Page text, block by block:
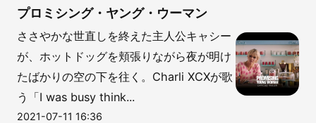
プロミシング・ヤング・ウーマン
ささやかな世直しを終えた主人公キャシー
が、ホットドッグを頬張りながら夜が明け
たばかりの空の下を往く。Charli XCXが歌
う「I was busy think...
2021-07-11 16:36